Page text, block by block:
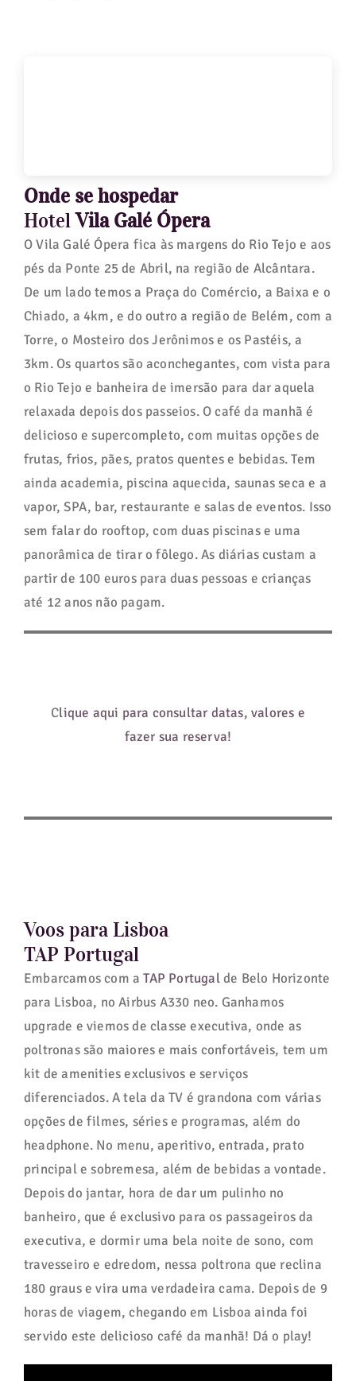
Onde se hospedar
HotelVila Galé Ópera
O Vila Galé Ópera fica às margens do Rio Tejo e aos
pés da Ponte 25 de Abril, na região de Alcântara.
De um lado temos a Praça do Comércio, a Baixa e o
Chiado, a 4km, e do outro a região de Belém, com a
Torre, o Mosteiro dos Jerônimos e os Pastéis, a
3km. Os quartos são aconchegantes, com vista para
o Rio Tejo e banheira de imersão para dar aquela
relaxada depois dos passeios. O café da manhã é
delicioso e supercompleto, com muitas opções de
frutas, frios, pães, pratos quentes e bebidas. Tem
ainda academia, piscina aquecida, saunas seca e a
vapor, SPA, bar, restaurante e salas de eventos. Isso
sem falar do rooftop, com duas piscinas e uma
panorâmica de tirar o fôlego. As diárias custam a
partir de 100 euros para duas pessoas e crianças
até 12 anos não pagam.
Clique aqui para consultar datas, valores e
fazer sua reserva!
Voos para Lisboa
TAP Portugal
Embarcamos com aTAP Portugalde Belo Horizonte
para Lisboa, no Airbus A330 neo. Ganhamos
upgrade e viemos de classe executiva, onde as
poltronas são maiores e mais confortáveis, tem um
kit de amenities exclusivos e serviços
diferenciados. A tela da TV é grandona com várias
opções de filmes, séries e programas, além do
headphone. No menu, aperitivo, entrada, prato
principal e sobremesa, além de bebidas a vontade.
Depois do jantar, hora de dar um pulinho no
banheiro, que é exclusivo para os passageiros da
executiva, e dormir uma bela noite de sono, com
travesseiro e edredom, nessa poltrona que reclina
180 graus e vira uma verdadeira cama. Depois de 9
horas de viagem, chegando em Lisboa ainda foi
servido este delicioso café da manhã! Dá o play!